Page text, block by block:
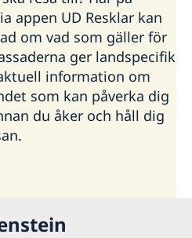
appen UD Resklar kan
om vad som gäller för
ger landspecifik
information om
som kan påverka dig
du åker och håll dig